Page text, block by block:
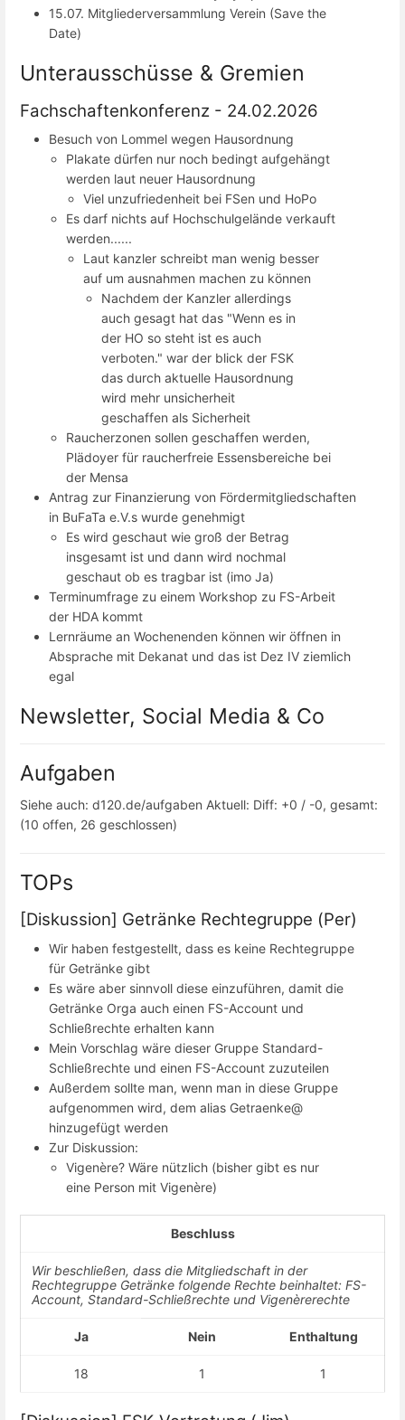
15.07. Mitgliederversammlung Verein (Save the
Date)
Unterausschüsse & Gremien
Fachschaftenkonferenz - 24.02.2026
Besuch von Lommel wegen Hausordnung
Plakate dürfen nur noch bedingt aufgehängt
werden laut neuer Hausordnung
Viel unzufriedenheit bei FSen und HoPo
Es darf nichts auf Hochschulgelände verkauft
werden......
Laut kanzler schreibt man wenig besser
auf um ausnahmen machen zu können
Nachdem der Kanzler allerdings
auch gesagt hat das "Wenn es in
der HO so steht ist es auch
verboten." war der blick der FSK
das durch aktuelle Hausordnung
wird mehr unsicherheit
geschaffen als Sicherheit
Raucherzonen sollen geschaffen werden,
Plädoyer für raucherfreie Essensbereiche bei
der Mensa
Antrag zur Finanzierung von Fördermitgliedschaften
in BuFaTa e.V.s wurde genehmigt
Es wird geschaut wie groß der Betrag
insgesamt ist und dann wird nochmal
geschaut ob es tragbar ist (imo Ja)
Terminumfrage zu einem Workshop zu FS-Arbeit
der HDA kommt
Lernräume an Wochenenden können wir öffnen in
Absprache mit Dekanat und das ist Dez IV ziemlich
egal
Newsletter, Social Media & Co
Aufgaben
Siehe auch: d120.de/aufgaben Aktuell: Diff: +0 / -0, gesamt:
(10 offen, 26 geschlossen)
TOPs
[Diskussion] Getränke Rechtegruppe (Per)
Wir haben festgestellt, dass es keine Rechtegruppe
für Getränke gibt
Es wäre aber sinnvoll diese einzuführen, damit die
Getränke Orga auch einen FS-Account und
Schließrechte erhalten kann
Mein Vorschlag wäre dieser Gruppe Standard-
Schließrechte und einen FS-Account zuzuteilen
Außerdem sollte man, wenn man in diese Gruppe
aufgenommen wird, dem alias Getraenke@
hinzugefügt werden
Zur Diskussion:
Vigenère? Wäre nützlich (bisher gibt es nur
eine Person mit Vigenère)
Beschluss
Wir beschließen, dass die Mitgliedschaft in der
Rechtegruppe Getränke folgende Rechte beinhaltet: FS-
Account, Standard-Schließrechte und Vigenèrerechte
Ja Nein Enthaltung
18 1 1